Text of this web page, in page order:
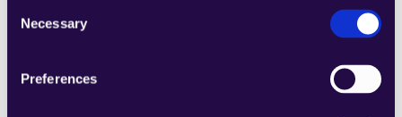
Selection
Necessary
Preferences
su empresa en crecimiento.
Learn more